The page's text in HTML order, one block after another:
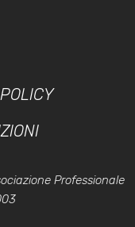
Professionale